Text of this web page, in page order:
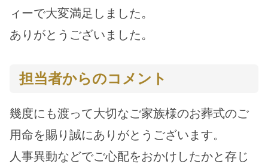
ィーで大変満足しました。
ありがとうございました。
担当者からのコメント
幾度にも渡って大切なご家族様のお葬式のご
用命を賜り誠にありがとうございます。
人事異動などでご心配をおかけしたかと存じ